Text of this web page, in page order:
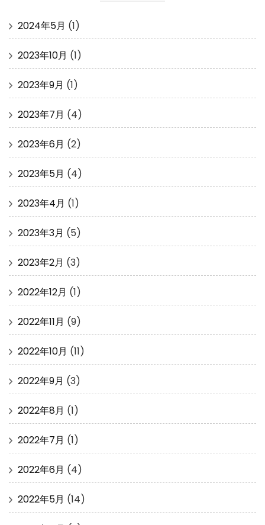
2024年5月 (1)
2023年10月 (1)
2023年9月 (1)
2023年7月 (4)
2023年6月 (2)
2023年5月 (4)
2023年4月 (1)
2023年3月 (5)
2023年2月 (3)
2022年12月 (1)
2022年11月 (9)
2022年10月 (11)
2022年9月 (3)
2022年8月 (1)
2022年7月 (1)
2022年6月 (4)
2022年5月 (14)